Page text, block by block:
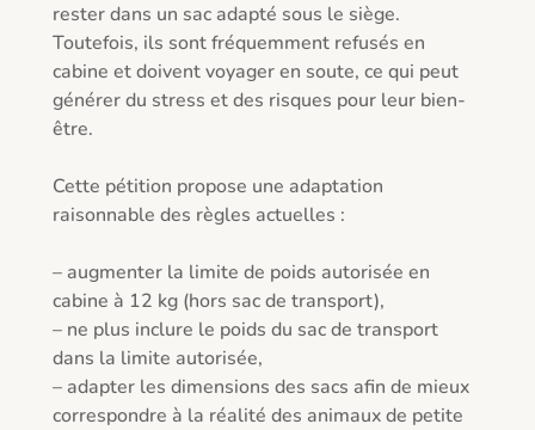
rester dans un sac adapté sous le siège.
Toutefois, ils sont fréquemment refusés en
cabine et doivent voyager en soute, ce qui peut
générer du stress et des risques pour leur bien-
être.
Cette pétition propose une adaptation
raisonnable des règles actuelles :
– augmenter la limite de poids autorisée en
cabine à 12 kg (hors sac de transport),
– ne plus inclure le poids du sac de transport
dans la limite autorisée,
– adapter les dimensions des sacs afin de mieux
correspondre à la réalité des animaux de petite